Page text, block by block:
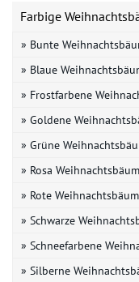
Farbige
» Bunte
» Blaue
» Frostfarbene
» Goldene
» Grüne
» Rosa
» Rote
» Schwarze
» Schneefarbene
» Silberne